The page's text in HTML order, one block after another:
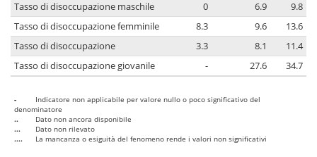
Tasso di disoccupazione maschile 0 6.9
9.8
Tasso di disoccupazione femminile
8.3 9.6
13.6
Tasso di disoccupazione
3.3 8.1
11.4
Tasso di disoccupazione giovanile
- 27.6 34.7
-
Indicatore non applicabile per valore nullo o poco significativo del
denominatore
..
Dato non ancora disponibile
...
Dato non rilevato
....
La mancanza o esiguità del fenomeno rende i valori non significativi